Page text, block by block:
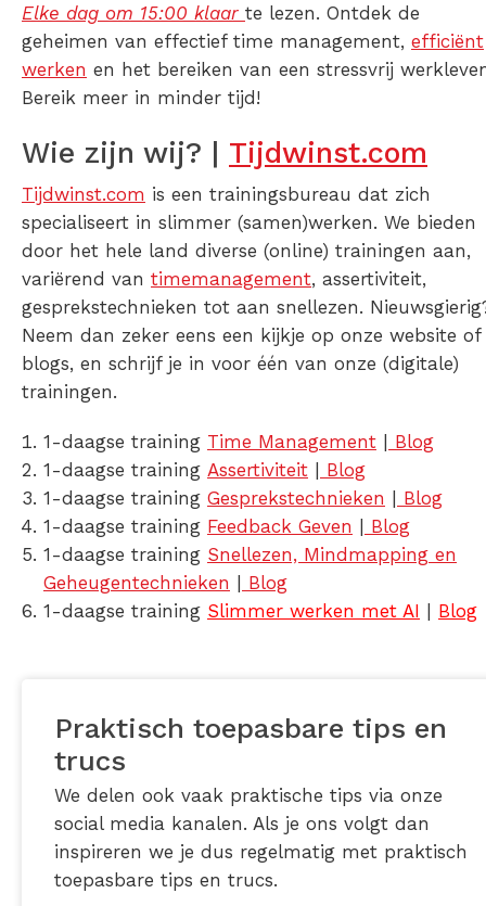
Elke dag om 15:00 klaar te lezen. Ontdek de
geheimen van effectief time management, efficiënt
werken en het bereiken van een stressvrij
Bereik meer in minder tijd!
Wie zijn wij? | Tijdwinst.com
Tijdwinst.com is een trainingsbureau dat zich
specialiseert in slimmer (samen)werken. We bieden
door het hele land diverse (online) trainingen aan,
variërend van timemanagement, assertiviteit,
gesprekstechnieken tot aan snellezen.
Neem dan zeker eens een kijkje op onze website of
blogs, en schrijf je in voor één van onze (digitale)
trainingen.
1-daagse training Time Management | Blog
1-daagse training Assertiviteit | Blog
1-daagse training Gesprekstechnieken | Blog
1-daagse training Feedback Geven | Blog
1-daagse training Snellezen, Mindmapping en
Geheugentechnieken | Blog
1-daagse training Slimmer werken met AI | Blog
Praktisch toepasbare tips en
trucs
We delen ook vaak praktische tips via onze
social media kanalen. Als je ons volgt dan
inspireren we je dus regelmatig met praktisch
toepasbare tips en trucs.